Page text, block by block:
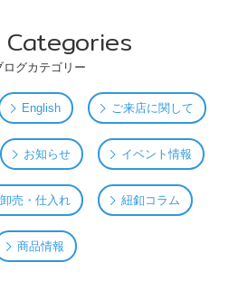
ログカテゴリー
English ご来店に関して
お知らせ イベント情報
卸売・仕入れ 紐釦コラム
商品情報